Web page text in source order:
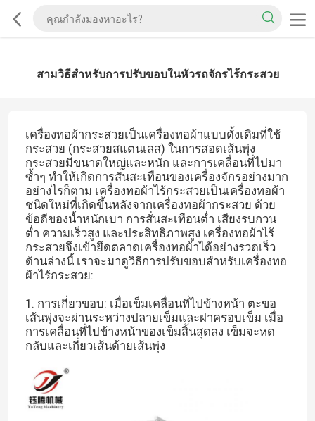
สามวิธีสำหรับการปรับขอบในหัวรถจักรไร้กระสวย
เครื่องทอผ้ากระสวยเป็นเครื่องทอผ้าแบบดั้งเดิมที่ใช้
กระสวย (กระสวยสแตนเลส) ในการสอดเส้นพุ่ง
กระสวยมีขนาดใหญ่และหนัก และการเคลื่อนที่ไปมา
ซ้ำๆ ทำให้เกิดการสั่นสะเทือนของเครื่องจักรอย่างมาก
อย่างไรก็ตาม เครื่องทอผ้าไร้กระสวยเป็นเครื่องทอผ้า
ชนิดใหม่ที่เกิดขึ้นหลังจากเครื่องทอผ้ากระสวย ด้วย
ข้อดีของน้ำหนักเบา การสั่นสะเทือนต่ำ เสียงรบกวน
ต่ำ ความเร็วสูง และประสิทธิภาพสูง เครื่องทอผ้าไร้
กระสวยจึงเข้ายึดตลาดเครื่องทอผ้าได้อย่างรวดเร็ว
ด้านล่างนี้ เราจะมาดูวิธีการปรับขอบสำหรับเครื่องทอ
ผ้าไร้กระสวย:
1. การเกี่ยวขอบ: เมื่อเข็มเคลื่อนที่ไปข้างหน้า ตะขอ
เส้นพุ่งจะผ่านระหว่างปลายเข็มและฝาครอบเข็ม เมื่อ
การเคลื่อนที่ไปข้างหน้าของเข็มสิ้นสุดลง เข็มจะหด
กลับและเกี่ยวเส้นด้ายเส้นพุ่ง